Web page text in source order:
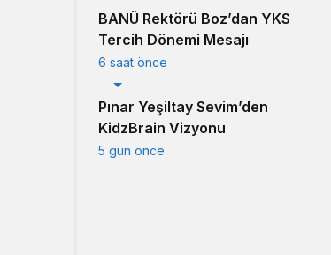
BANÜ Rektörü Boz’dan YKS
Tercih Dönemi Mesajı
6 saat önce
Pınar Yeşiltay Sevim’den
KidzBrain Vizyonu
5 gün önce